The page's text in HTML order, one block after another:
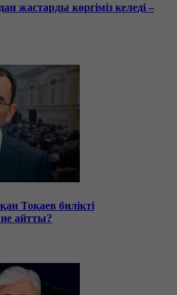
жастарды көргіміз келеді –
Тоқаев билікті
айтты?